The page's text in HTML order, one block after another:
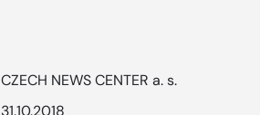
CZECH NEWS CENTER a. s.
31.10.2018